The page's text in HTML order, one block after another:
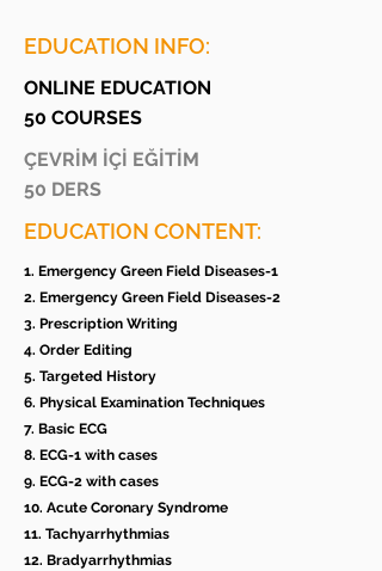
EDUCATION INFO:
ONLINE EDUCATION
50 COURSES
ÇEVRİM İÇİ EĞİTİM
50 DERS
EDUCATION CONTENT:
1. Emergency Green Field Diseases-1
2. Emergency Green Field Diseases-2
3. Prescription Writing
4. Order Editing
5. Targeted History
6. Physical Examination Techniques
7. Basic ECG
8. ECG-1 with cases
9. ECG-2 with cases
10. Acute Coronary Syndrome
11. Tachyarrhythmias
12. Bradyarrhythmias